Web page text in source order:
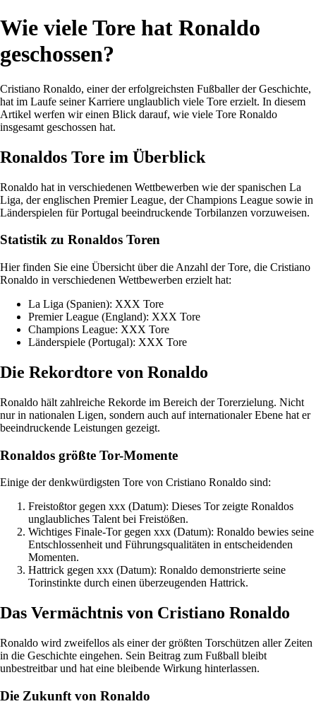
Wie viele Tore hat Ronaldo
geschossen?
Cristiano Ronaldo, einer der erfolgreichsten Fußballer der Geschichte,
hat im Laufe seiner Karriere unglaublich viele Tore erzielt. In diesem
Artikel werfen wir einen Blick darauf, wie viele Tore Ronaldo
insgesamt geschossen hat.
Ronaldos Tore im Überblick
Ronaldo hat in verschiedenen Wettbewerben wie der spanischen La
Liga, der englischen Premier League, der Champions League sowie in
Länderspielen für Portugal beeindruckende Torbilanzen vorzuweisen.
Statistik zu Ronaldos Toren
Hier finden Sie eine Übersicht über die Anzahl der Tore, die Cristiano
Ronaldo in verschiedenen Wettbewerben erzielt hat:
La Liga (Spanien): XXX Tore
Premier League (England): XXX Tore
Champions League: XXX Tore
Länderspiele (Portugal): XXX Tore
Die Rekordtore von Ronaldo
Ronaldo hält zahlreiche Rekorde im Bereich der Torerzielung. Nicht
nur in nationalen Ligen, sondern auch auf internationaler Ebene hat er
beeindruckende Leistungen gezeigt.
Ronaldos größte Tor-Momente
Einige der denkwürdigsten Tore von Cristiano Ronaldo sind:
Freistoßtor gegen xxx (Datum): Dieses Tor zeigte Ronaldos
unglaubliches Talent bei Freistößen.
Wichtiges Finale-Tor gegen xxx (Datum): Ronaldo bewies seine
Entschlossenheit und Führungsqualitäten in entscheidenden
Momenten.
Hattrick gegen xxx (Datum): Ronaldo demonstrierte seine
Torinstinkte durch einen überzeugenden Hattrick.
Das Vermächtnis von Cristiano Ronaldo
Ronaldo wird zweifellos als einer der größten Torschützen aller Zeiten
in die Geschichte eingehen. Sein Beitrag zum Fußball bleibt
unbestreitbar und hat eine bleibende Wirkung hinterlassen.
Die Zukunft von Ronaldo